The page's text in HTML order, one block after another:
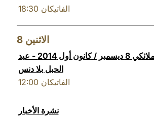
18:30 الفاتيكان
8 الاثنين
صلاة التبشير الملائكي 8 ديسمبر / كانون أول 2014 - عيد
الحبل بلا دنس
12:00 الفاتيكان
نشرة الأخبار